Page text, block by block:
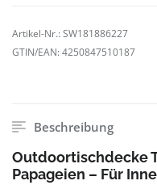
Artikel-Nr.: SW181886227
GTIN/EAN: 4250847510187
Beschreibung
Outdoortischdecke
Papageien – Für